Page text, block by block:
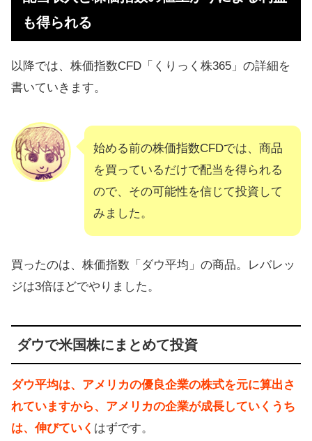
も得られる
以降では、株価指数CFD「くりっく株365」の詳細を
書いていきます。
始める前の株価指数CFDでは、商品
を買っているだけで配当を得られる
ので、その可能性を信じて投資して
みました。
買ったのは、株価指数「ダウ平均」の商品。レバレッ
ジは3倍ほどでやりました。
ダウで米国株にまとめて投資
ダウ平均は、アメリカの優良企業の株式を元に算出さ
れていますから、アメリカの企業が成長していくうち
は、伸びていく はずです。